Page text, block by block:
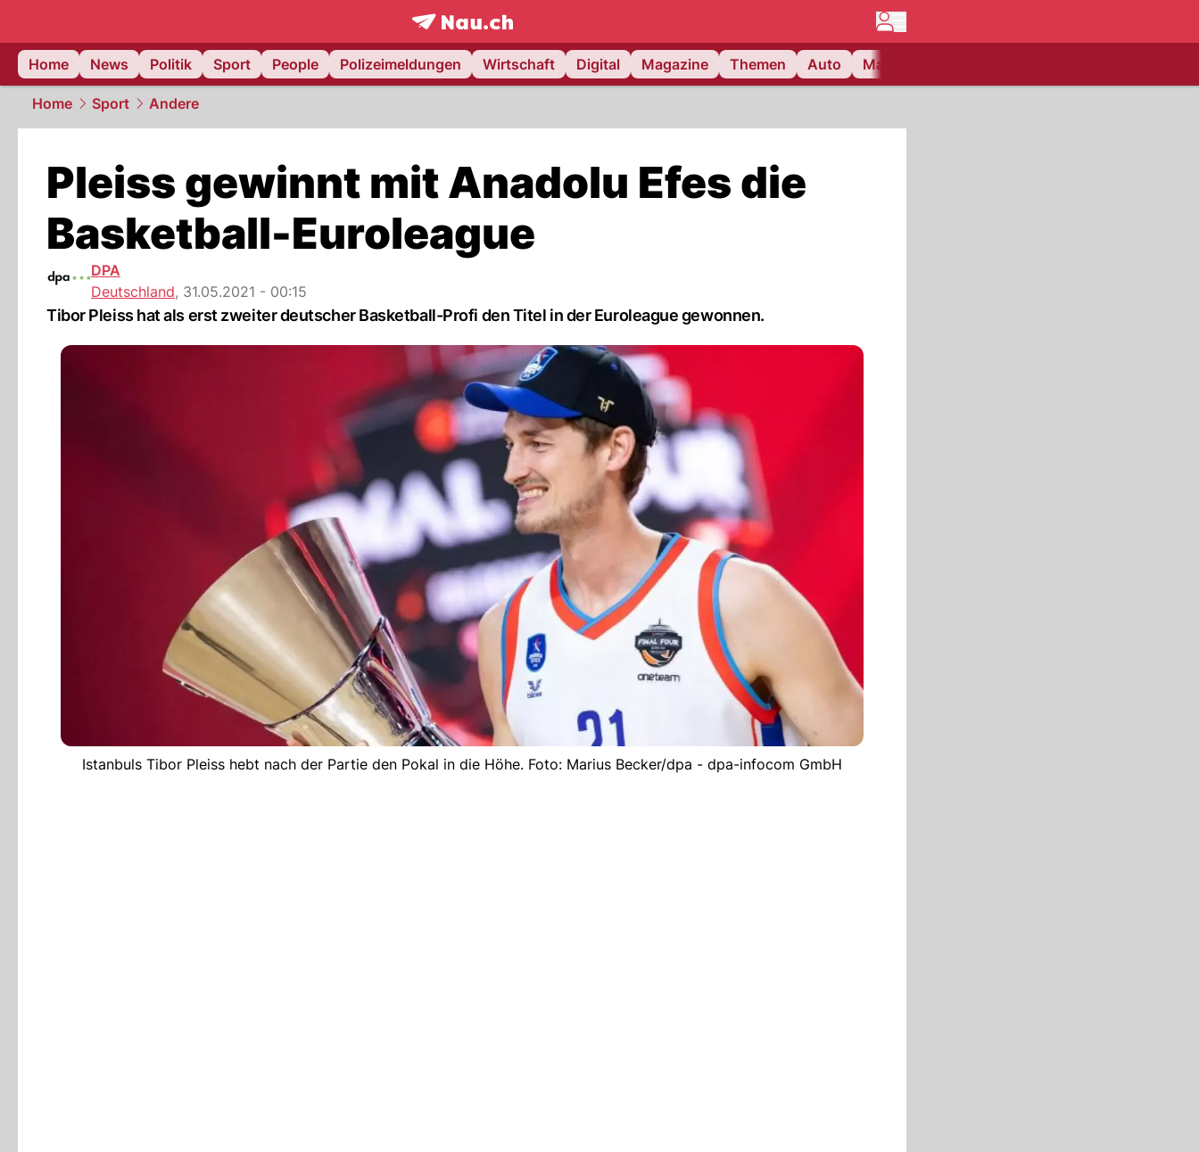
frontpage.NAU.ch
Home
News Politik Sport People Polizeimeldungen Wirtschaft Digital Magazine Themen Auto Matchcenter
Home Sport Andere
Pleiss gewinnt mit Anadolu Efes die
Basketball-Euroleague
DPA
Deutschland, 31.05.2021 - 00:15
Tibor Pleiss hat als erst zweiter deutscher Basketball-Profi den Titel in der Euroleague gewonnen.
Istanbuls Tibor Pleiss hebt nach der Partie den Pokal in die Höhe. Foto: Marius Becker/dpa - dpa-infocom GmbH